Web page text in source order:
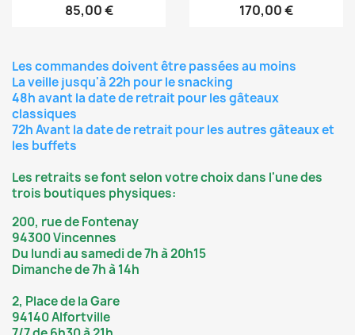
85,00 € 170,00 €
Les commandes doivent être passées au moins
La veille jusqu'à 22h pour le snacking
48h avant la date de retrait pour les gâteaux
classiques
72h Avant la date de retrait pour les autres gâteaux et
les buffets
Les retraits se font selon votre choix dans l'une des
trois boutiques physiques:
200, rue de Fontenay
94300 Vincennes
Du lundi au samedi de 7h à 20h15
Dimanche de 7h à 14h
2, Place de la Gare
94140 Alfortville